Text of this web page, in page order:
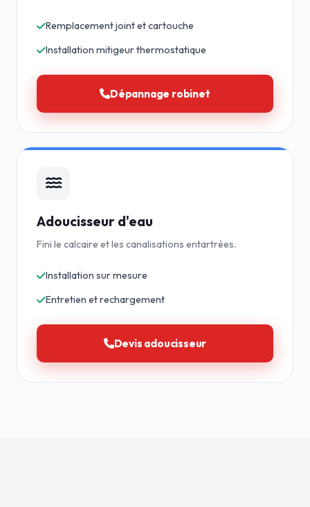
Remplacement joint et cartouche
Installation mitigeur thermostatique
Dépannage robinet
Adoucisseur d'eau
Fini le calcaire et les canalisations entartrées.
Installation sur mesure
Entretien et rechargement
Devis adoucisseur